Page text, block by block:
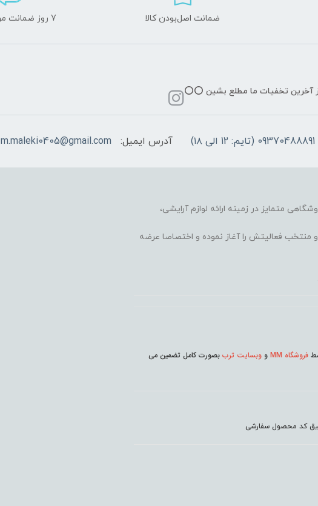
ضمانت اصل‌بودن کالا 7 روز ضمانت مرجوعی کالا
آخرین تخفیات ما مطلع بشین ⭕️⭕️
09370488891 (تایم: 12 الی ۱۸) آدرس ایمیل: m.maleki0405@gmail.com
متمایز در زمینه ارائه لوازم آرایشی،
محبوب و منتخب فعالیتش را آغاز نموده و اختصاصا عرضه
فروشگاه MM و وبسایت ترب بصورت کامل تضمین می
کد محصول سفارشی